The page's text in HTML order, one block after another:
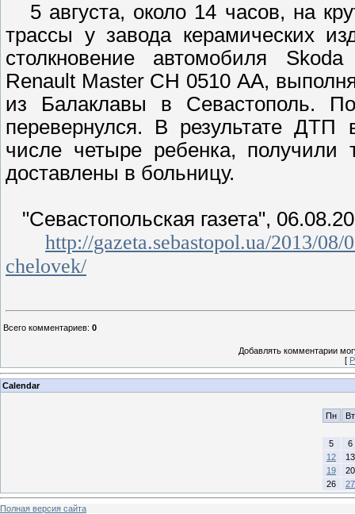
5 августа, около 14 часов, на
трассы у завода керамических
столкновение автомобиля
Renault Master СН 0510 АА,
из Балаклавы в Севастополь.
перевернулся. В результате ДТП
числе четыре ребенка,
доставлены в больницу.
"Севастопольская газета",
http://gazeta.sebastopol.ua/2013/
chelovek/
Всего комментариев: 0
Добавлять комментарии
[
Calendar
Пн Вт
5
6
12
13
19
20
26
27
Полная версия сайта